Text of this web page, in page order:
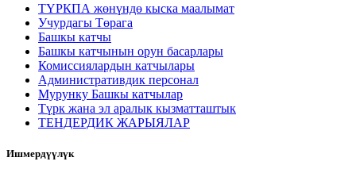
ТҮРКПА жөнүндө кыска маалымат
Учурдагы Төрага
Башкы катчы
Башкы катчынын орун басарлары
Комиссиялардын катчылары
Административдик персонал
Мурунку Башкы катчылар
Түрк жана эл аралык кызматташтык
ТЕНДЕРДИК ЖАРЫЯЛАР
Ишмердүүлүк